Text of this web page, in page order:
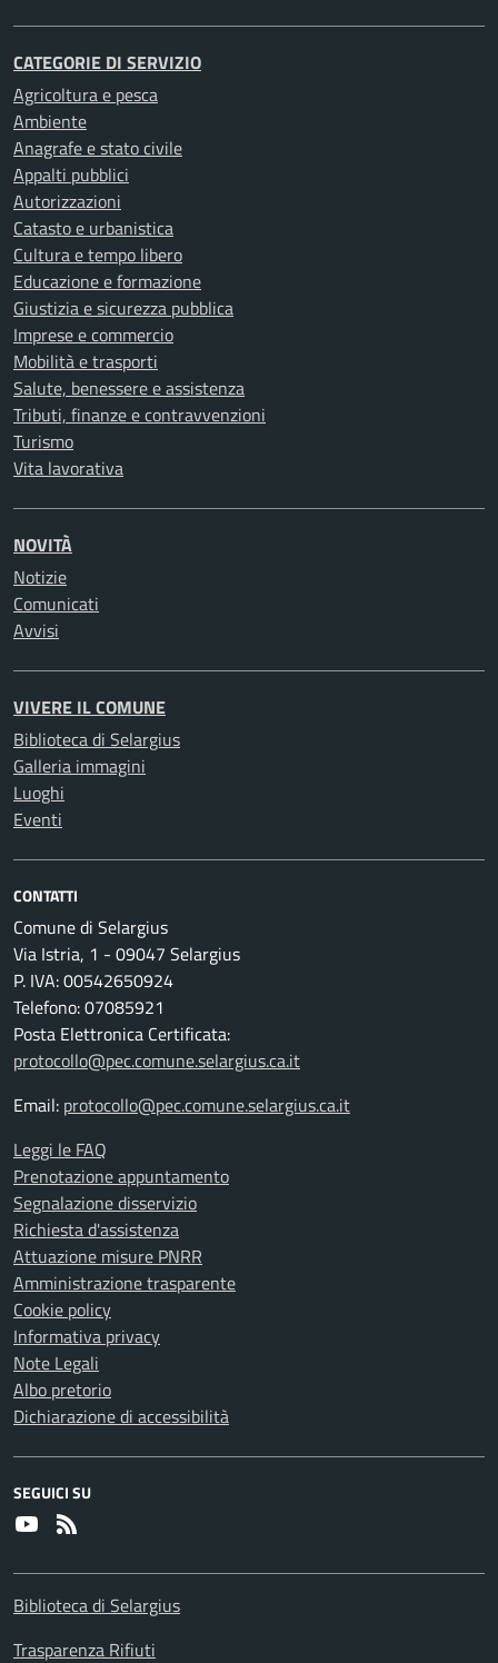
CATEGORIE DI SERVIZIO
Agricoltura e pesca
Ambiente
Anagrafe e stato civile
Appalti pubblici
Autorizzazioni
Catasto e urbanistica
Cultura e tempo libero
Educazione e formazione
Giustizia e sicurezza pubblica
Imprese e commercio
Mobilità e trasporti
Salute, benessere e assistenza
Tributi, finanze e contravvenzioni
Turismo
Vita lavorativa
NOVITÀ
Notizie
Comunicati
Avvisi
VIVERE IL COMUNE
Biblioteca di Selargius
Galleria immagini
Luoghi
Eventi
CONTATTI
Comune di Selargius
Via Istria, 1 - 09047 Selargius
P. IVA: 00542650924
Telefono: 07085921
Posta Elettronica Certificata:
protocollo@pec.comune.selargius.ca.it
Email: protocollo@pec.comune.selargius.ca.it
Leggi le FAQ
Prenotazione appuntamento
Segnalazione disservizio
Richiesta d'assistenza
Attuazione misure PNRR
Amministrazione trasparente
Cookie policy
Informativa privacy
Note Legali
Albo pretorio
Dichiarazione di accessibilità
SEGUICI SU
Youtube
Biblioteca di Selargius
Trasparenza Rifiuti